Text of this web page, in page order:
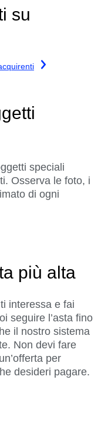
su
speciali
Osserva le foto, i
di ogni
più alta
interessa e fai
seguire l’asta fino
il nostro sistema
Non devi fare
per
desideri pagare.